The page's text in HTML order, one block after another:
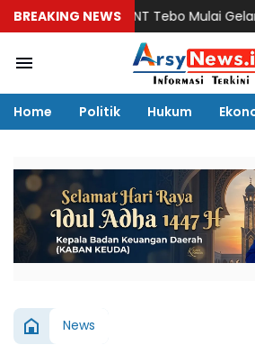
BREAKING NEWSSNT Tebo Mulai Gelar Daftar
Home Politik Hukum
News